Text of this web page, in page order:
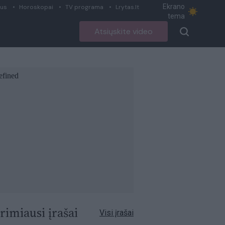
Horoskopai TV programa Lrytas.lt
Ekrano
tema
Atsiųskite video
įrašai Visi įrašai